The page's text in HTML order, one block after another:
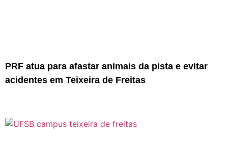
PRF atua para afastar animais da pista e evitar
acidentes em Teixeira de Freitas